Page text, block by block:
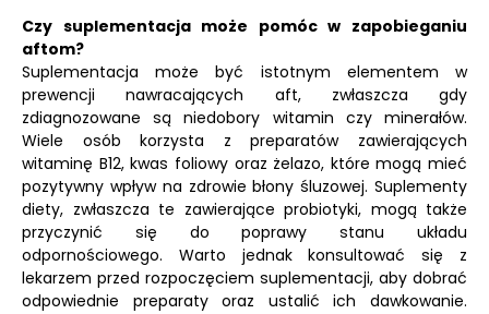
Czy suplementacja może pomóc w zapobieganiu
aftom?
Suplementacja może być istotnym elementem w
prewencji nawracających aft, zwłaszcza gdy
zdiagnozowane są niedobory witamin czy minerałów.
Wiele osób korzysta z preparatów zawierających
witaminę B12, kwas foliowy oraz żelazo, które mogą mieć
pozytywny wpływ na zdrowie błony śluzowej. Suplementy
diety, zwłaszcza te zawierające probiotyki, mogą także
przyczynić się do poprawy stanu układu
odpornościowego. Warto jednak konsultować się z
lekarzem przed rozpoczęciem suplementacji, aby dobrać
odpowiednie preparaty oraz ustalić ich dawkowanie.